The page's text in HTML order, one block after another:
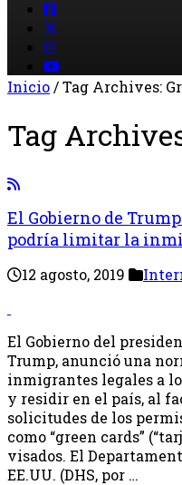
Inicio/Tag Archives:
Tag
El Gobierno de
podría limitar la
12 agosto, 2019
El Gobierno del
Trump, anunció una
inmigrantes legales a
y residir en el país, al
solicitudes de los
como “green cards”
visados. El
EE.UU. (DHS, por …